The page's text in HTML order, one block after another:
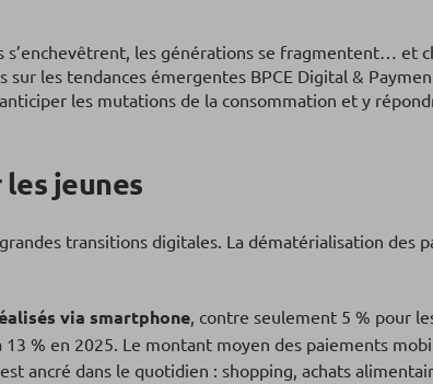
s’enchevêtrent, les générations se fragmentent… et
sur les tendances émergentes BPCE Digital &
les mutations de la consommation et y
jeunes
transitions digitales. La dématérialisation
via smartphone, contre seulement 5 % pour
% en 2025. Le montant moyen des paiements
ancré dans le quotidien : shopping, achats